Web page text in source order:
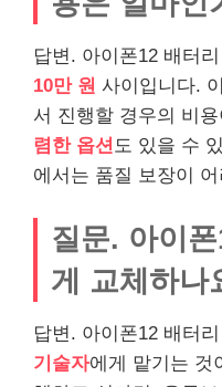
답변. 아이폰12 배터
10만 원 사이입니다.
서 진행할 경우의 비
렴한 옵션 도 있을 수
에서는 품질 보장이
질문. 아이
게 교체하나
답변. 아이폰12 배터
기술자에게 맡기는 것